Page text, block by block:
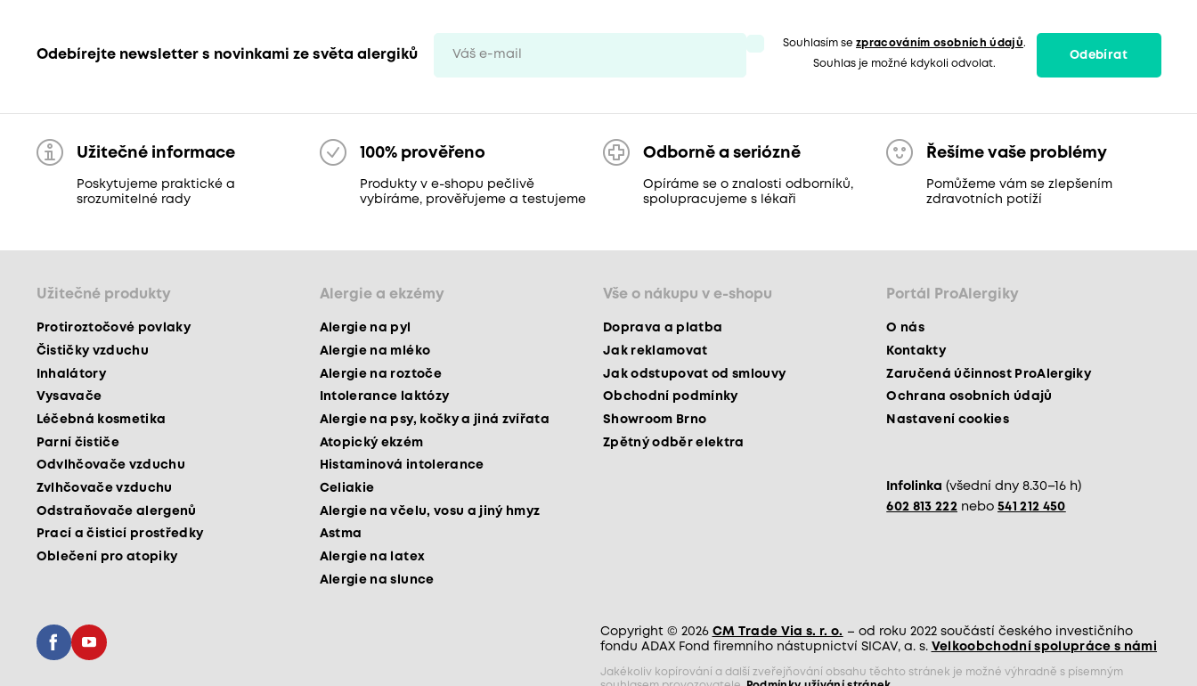
Odebírejte newsletter s novinkami ze světa alergiků
Souhlasím sezpracováním osobních údajů.
Souhlas je možné kdykoli odvolat.
Odebírat
Užitečné informace
Poskytujeme praktické a
srozumitelné rady
100% prověřeno
Produkty v e-shopu pečlivě
vybíráme, prověřujeme a testujeme
Odborně a seriózně
Opíráme se o znalosti odborníků,
spolupracujeme s lékaři
Řešíme vaše problémy
Pomůžeme vám se zlepšením
zdravotních potíží
Užitečné produkty
Protiroztočové povlaky
Čističky vzduchu
Inhalátory
Vysavače
Léčebná kosmetika
Parní čističe
Odvlhčovače vzduchu
Zvlhčovače vzduchu
Odstraňovače alergenů
Prací a čisticí prostředky
Oblečení pro atopiky
Alergie a ekzémy
Alergie na pyl
Alergie na mléko
Alergie na roztoče
Intolerance laktózy
Alergie na psy, kočky a jiná zvířata
Atopický ekzém
Histaminová intolerance
Celiakie
Alergie na včelu, vosu a jiný hmyz
Astma
Alergie na latex
Alergie na slunce
Vše o nákupu v e-shopu
Doprava a platba
Jak reklamovat
Jak odstupovat od smlouvy
Obchodní podmínky
Showroom Brno
Zpětný odběr elektra
Portál ProAlergiky
O nás
Kontakty
Zaručená účinnost ProAlergiky
Ochrana osobních údajů
Nastavení cookies
Infolinka (všední dny 8.30–16 h)
602 813 222 nebo 541 212 450
Copyright © 2026 CM Trade Via s. r. o. – od roku 2022 součástí českého investičního
fondu ADAX Fond firemního nástupnictví SICAV, a. s. Velkoobchodní spolupráce s námi
Jakékoliv kopírování a další zveřejňování obsahu těchto stránek je možné výhradně s písemným